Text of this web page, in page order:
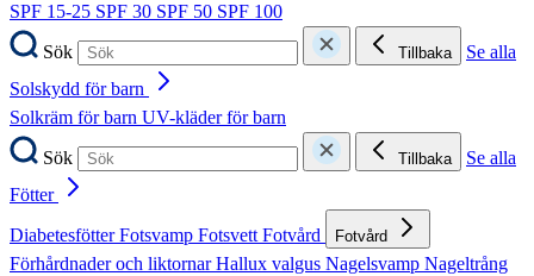
SPF 15-25 SPF 30 SPF 50 SPF 100
Sök
Tillbaka
Se alla
Solskydd för barn
Solkräm för barn UV-kläder för barn
Sök
Tillbaka
Se alla
Fötter
DiabetesfötterFotsvamp FotsvettFotvård Fotvård
Förhårdnader och liktornarHallux valgus Nagelsvamp Nageltrång